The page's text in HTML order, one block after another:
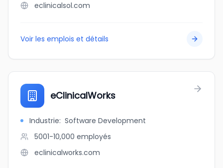
eclinicalsol.com
Voir les emplois et détails
eClinicalWorks
Industrie: Software Development
5001-10,000 employés
eclinicalworks.com